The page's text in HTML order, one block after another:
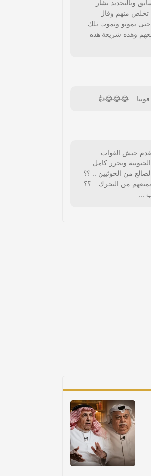
وبالتحديد بشار
تخلص منهم وقال
حتى يموتو وتموت تلك
وهذه شريعة هذه
جيش القوات
ويحرر كامل
من الحوثيين .. ؟؟
من التحرك .. ؟؟
...